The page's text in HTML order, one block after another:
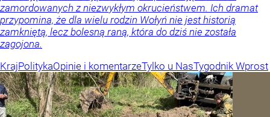
zamordowanych z niezwykłym okrucieństwem. Ich dramat
przypomina, że dla wielu rodzin Wołyń nie jest historią
zamkniętą, lecz bolesną raną, która do dziś nie została
zagojona.
KrajPolitykaOpinie i komentarzeTylko u NasTygodnik Wprost